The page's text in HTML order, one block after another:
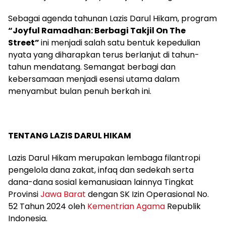
Sebagai agenda tahunan Lazis Darul Hikam, program
“Joyful Ramadhan: Berbagi Takjil On The
Street”ini menjadi salah satu bentuk kepedulian
nyata yang diharapkan terus berlanjut di tahun-
tahun mendatang. Semangat berbagi dan
kebersamaan menjadi esensi utama dalam
menyambut bulan penuh berkah ini.
TENTANG LAZIS DARUL HIKAM
Lazis Darul Hikam merupakan lembaga filantropi
pengelola dana zakat, infaq dan sedekah serta
dana-dana sosial kemanusiaan lainnya Tingkat
ProvinsiJawa Barat dengan SK Izin Operasional No.
52 Tahun 2024 oleh Kementrian Agama Republik
Indonesia.